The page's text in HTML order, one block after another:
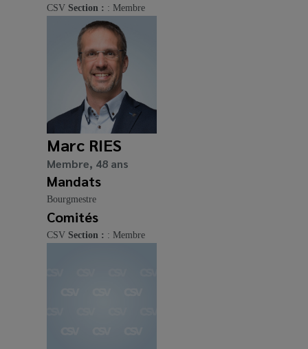
CSV Section : : Membre
Marc RIES
Membre, 48 ans
Mandats
Bourgmestre
Comités
CSV Section : : Membre